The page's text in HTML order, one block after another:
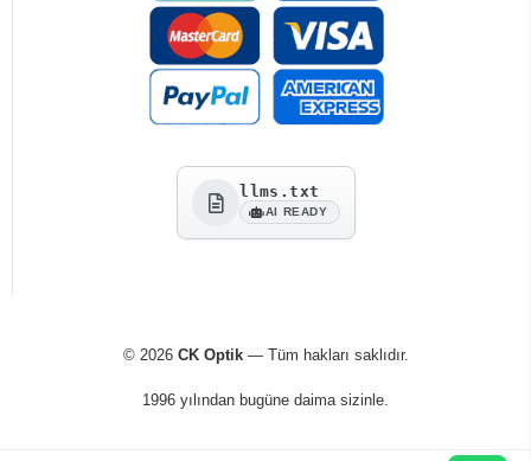
llms.txt
AI READY
© 2026 CK Optik— Tüm hakları saklıdır.
1996 yılından bugüne daima sizinle.